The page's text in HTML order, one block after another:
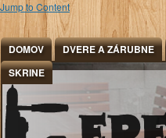
Jump to Content
DOMOV DVERE A ZÁRUBNE
SKRINE